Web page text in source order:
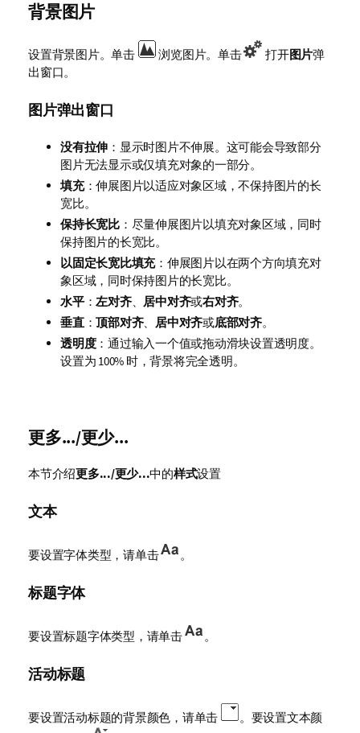
背景图片
设置背景图片。单击 浏览图片。单击 打开图片弹
出窗口。
图片弹出窗口
没有拉伸 ：显示时图片不伸展。这可能会导致部分
图片无法显示或仅填充对象的一部分。
填充：伸展图片以适应对象区域，不保持图片的长
宽比。
保持长宽比：尽量伸展图片以填充对象区域，同时
保持图片的长宽比。
以固定长宽比填充：伸展图片以在两个方向填充对
象区域，同时保持图片的长宽比。
水平：左对齐、 居中对齐或右对齐。
垂直：顶部对齐、 居中对齐或底部对齐。
透明度：通过输入一个值或拖动滑块设置透明度。
设置为 100% 时，背景将完全透明。
更多.../更少...
本节介绍更多.../更少...中的样式设置
文本
要设置字体类型，请单击 。
标题字体
要设置标题字体类型，请单击 。
活动标题
要设置活动标题的背景颜色，请单击
。要设置文本颜